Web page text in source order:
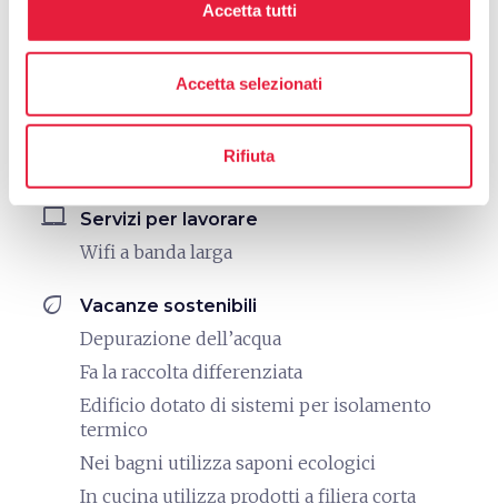
Accetta tutti
Accetta selezionati
Rifiuta
Bike: Mountain Bike
Tracciati scaricabili e/o su dispositivo GPS a
Noleggio MTB
laptop_mac Servizi per lavorare
Wifi a banda larga
eco Vacanze sostenibili
Depurazione dell’acqua
Fa la raccolta differenziata
Edificio dotato di sistemi per isolamento
termico
Nei bagni utilizza saponi ecologici
In cucina utilizza prodotti a filiera corta